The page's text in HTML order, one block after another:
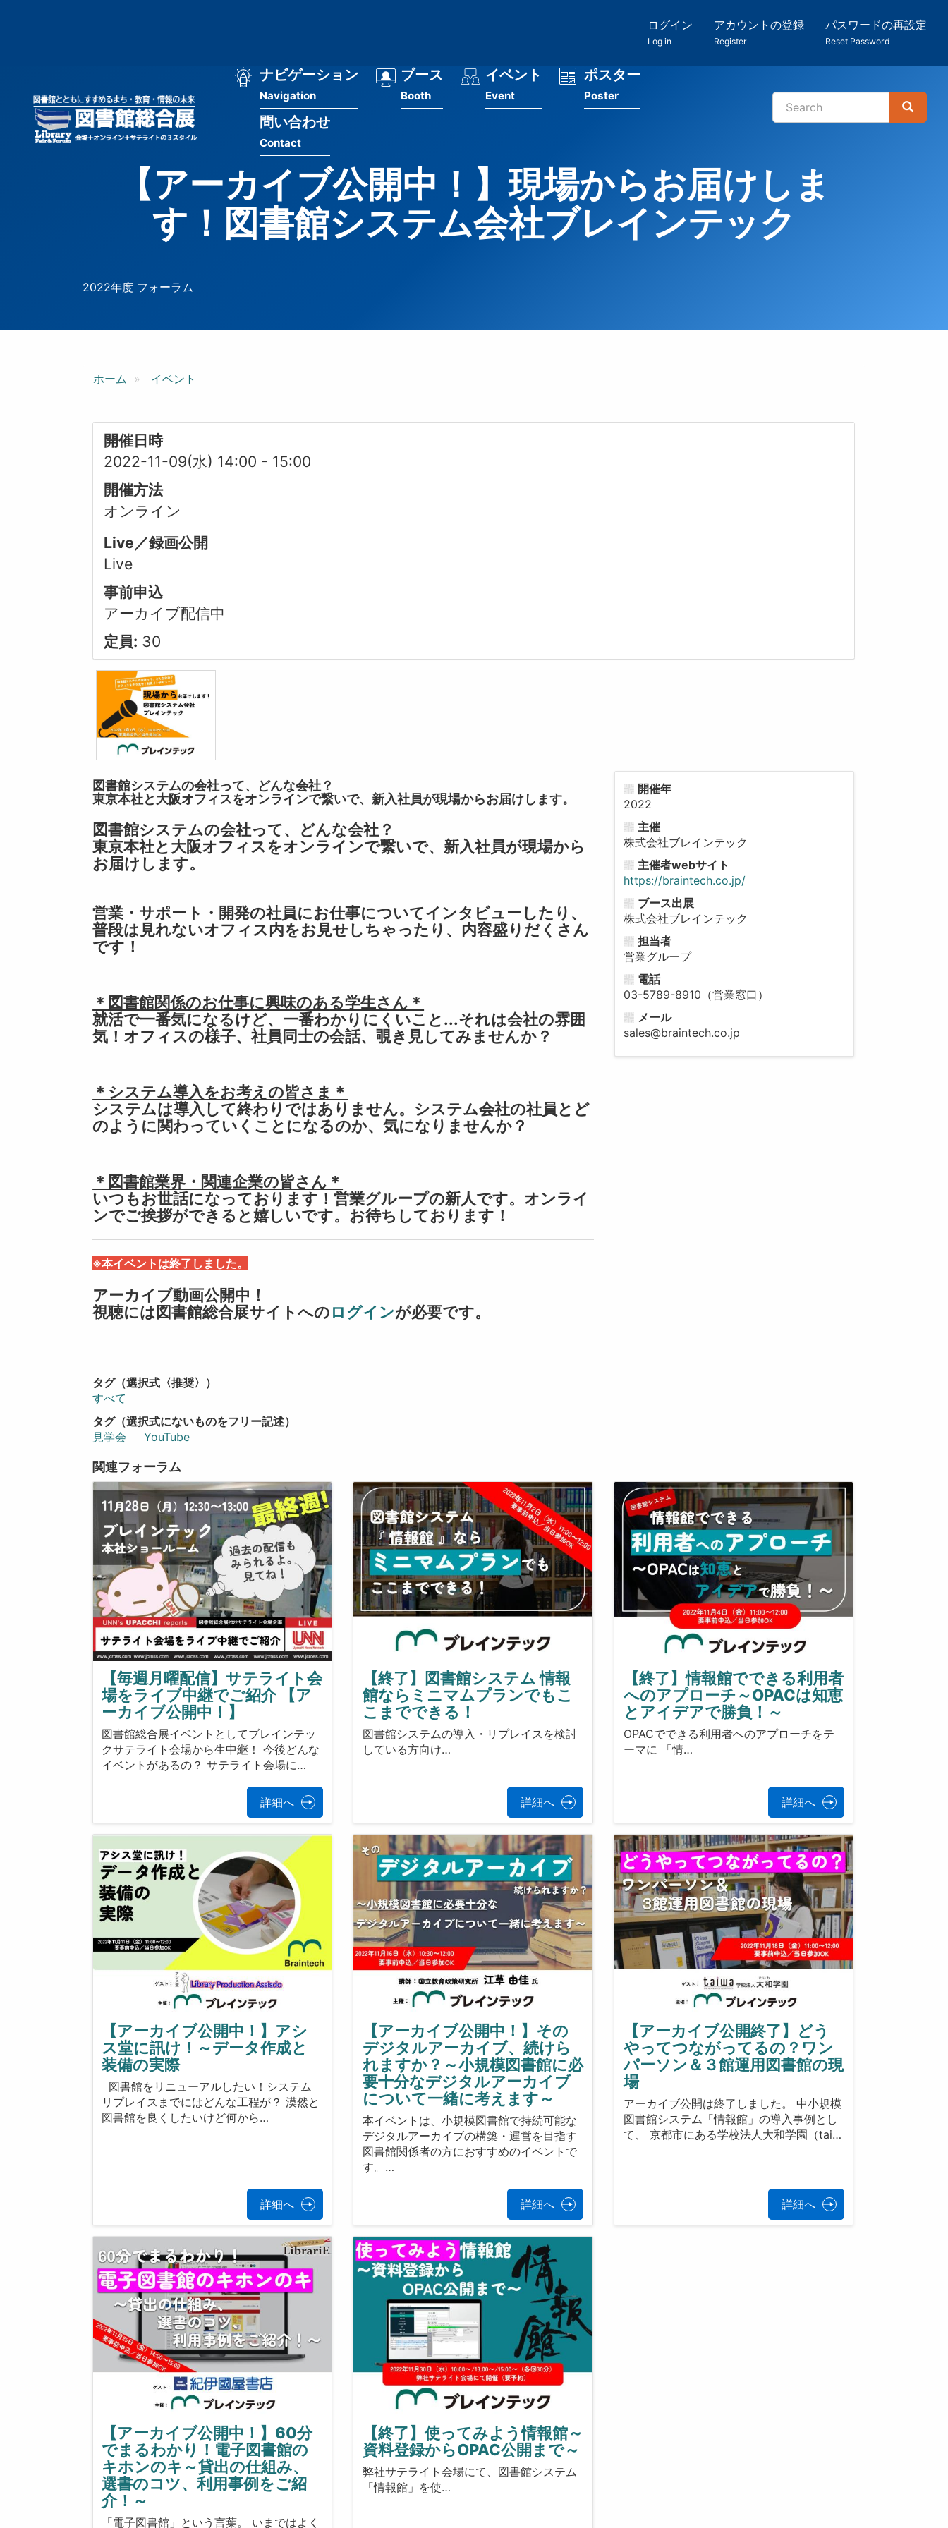
ー
ザ
ログイン
Log in
アカウントの登録
Register
パスワードの再設定
Reset Password
メ
ナ
ビ
ゲ
ー
ン
ナビゲーション
Navigation
ブース
Booth
イベント
Event
ポスター
Poster
問い合わせ
Contact
検
Search
Search
【アーカイブ公開中！】現場からお届けしま
す！図書館システム会社ブレインテック
2022年度 フォーラム
ホーム イベント
開催日時
2022-11-09(水) 14:00 - 15:00
開催方法
オンライン
Live／録画公開
Live
事前申込
アーカイブ配信中
定員: 30
図書館システムの会社って、どんな会社？
東京本社と大阪オフィスをオンラインで繋いで、新入社員が現場からお届けします。
図書館システムの会社って、どんな会社？
東京本社と大阪オフィスをオンラインで繋いで、新入社員が現場から
お届けします。
営業・サポート・開発の社員にお仕事についてインタビューしたり、
普段は見れないオフィス内をお見せしちゃったり、内容盛りだくさん
です！
＊図書館関係のお仕事に興味のある学生さん＊
就活で一番気になるけど、一番わかりにくいこと...それは会社の雰囲
気！オフィスの様子、社員同士の会話、覗き見してみませんか？
＊システム導入をお考えの皆さま＊
システムは導入して終わりではありません。システム会社の社員とど
のように関わっていくことになるのか、気になりませんか？
＊図書館業界・関連企業の皆さん＊
いつもお世話になっております！営業グループの新人です。オンライ
ンでご挨拶ができると嬉しいです。お待ちしております！
※本イベントは終了しました。
アーカイブ動画公開中！
視聴には図書館総合展サイトへのログインが必要です。
タグ（選択式〈推奨〉）
すべて
タグ（選択式にないものをフリー記述）
見学会
YouTube
開催年
2022
主催
株式会社ブレインテック
主催者webサイト
https://braintech.co.jp/
ブース出展
株式会社ブレインテック
担当者
営業グループ
電話
03-5789-8910（営業窓口）
メール
sales@braintech.co.jp
関連フォーラム
【毎週月曜配信】サテライト会
場をライブ中継でご紹介 【ア
ーカイブ公開中！】
図書館総合展イベントとしてブレインテッ
クサテライト会場から生中継！ 今後どんな
イベントがあるの？ サテライト会場に…
詳細へ
【終了】図書館システム 情報
館ならミニマムプランでもこ
こまでできる！
図書館システムの導入・リプレイスを検討
している方向け…
詳細へ
【終了】情報館でできる利用者
へのアプローチ～OPACは知恵
とアイデアで勝負！～
OPACでできる利用者へのアプローチをテ
ーマに 「情…
詳細へ
【アーカイブ公開中！】アシ
ス堂に訊け！～データ作成と
装備の実際
図書館をリニューアルしたい！システム
リプレイスまでにはどんな工程が？ 漠然と
図書館を良くしたいけど何から…
詳細へ
【アーカイブ公開中！】その
デジタルアーカイブ、続けら
れますか？～小規模図書館に必
要十分なデジタルアーカイブ
について一緒に考えます～
本イベントは、小規模図書館で持続可能な
デジタルアーカイブの構築・運営を目指す
図書館関係者の方におすすめのイベントで
す。…
詳細へ
【アーカイブ公開終了】どう
やってつながってるの？ワン
パーソン＆３館運用図書館の現
場
アーカイブ公開は終了しました。 中小規模
図書館システム「情報館」の導入事例とし
て、 京都市にある学校法人大和学園（tai…
詳細へ
【アーカイブ公開中！】60分
でまるわかり！電子図書館の
キホンのキ～貸出の仕組み、
選書のコツ、利用事例をご紹
介！～
「電子図書館」という言葉。 いまではよく
【終了】使ってみよう情報館～
資料登録からOPAC公開まで～
弊社サテライト会場にて、図書館システム
「情報館」を使…